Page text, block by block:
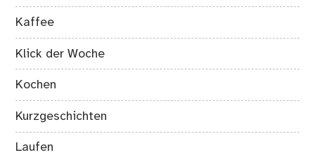
Kaffee
Klick der Woche
Kochen
Kurzgeschichten
Laufen